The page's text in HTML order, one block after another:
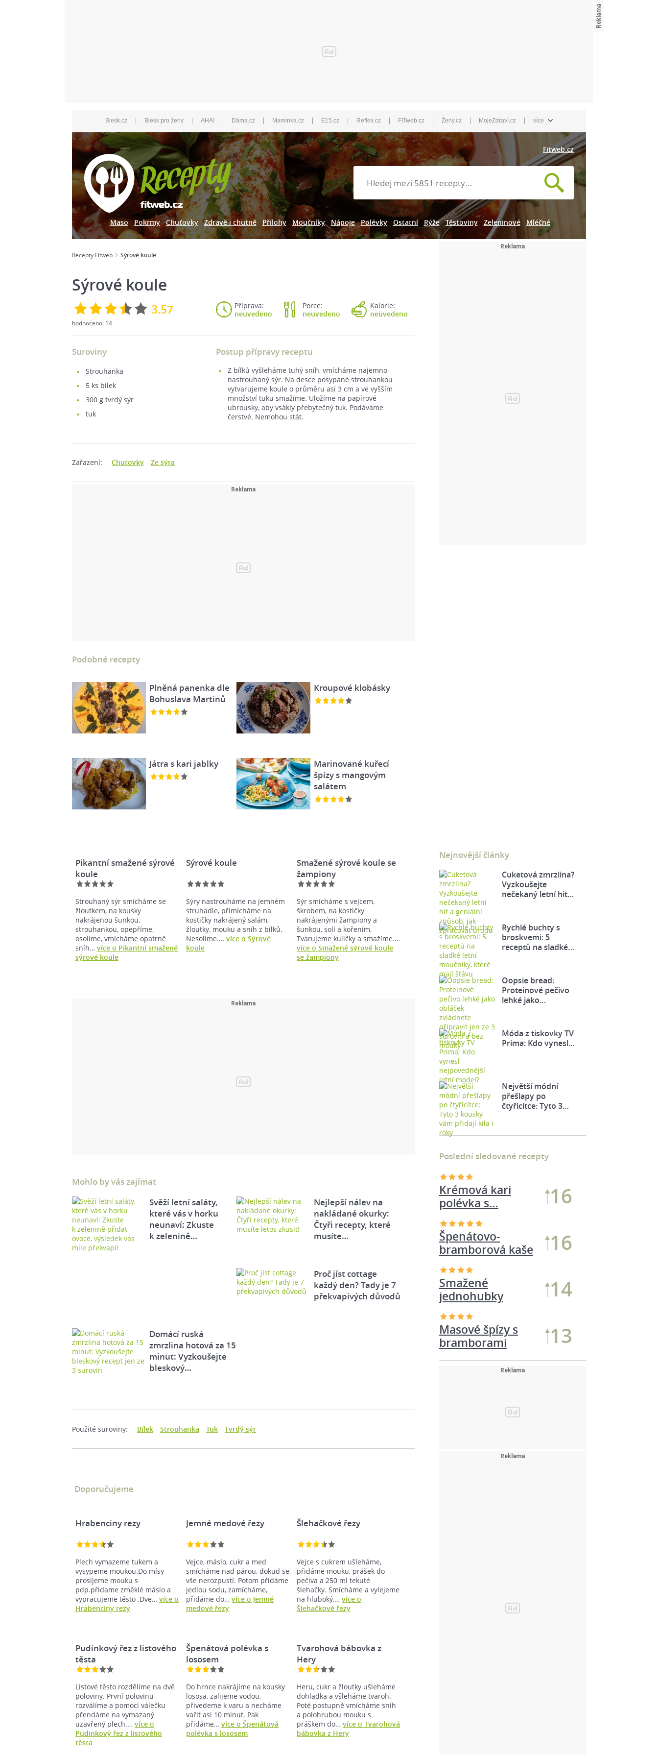
Blesk.cz | Blesk pro ženy | AHA! | Dáma.cz | Maminka.cz | E15.cz | Reflex.cz | FITweb.cz | Ženy.cz | MojeZdraví.cz | více
Fitweb.cz
Maso Pokrmy Chuťovky Zdravě i chutně Přílohy Moučníky Nápoje Polévky Ostatní Rýže Těstoviny Zeleninové Mléčné
Recepty Fitweb Sýrové koule
Sýrové koule
3.57
hodnoceno: 14
Příprava:
neuvedeno
Porce:
neuvedeno
Kalorie:
neuvedeno
Suroviny
strouhanka
5 ks bílek
300 g tvrdý sýr
tuk
Postup přípravy receptu
Z bílků vyšleháme tuhý sníh, vmícháme najemno
nastrouhaný sýr. Na desce posypané strouhankou
vytvarujeme koule o průměru asi 3 cm a ve vyšším
množství tuku smažíme. Uložíme na papírové
ubrousky, aby vsákly přebytečný tuk. Podáváme
čerstvé. Nemohou stát.
Zařazení: Chuťovky Ze sýra
Podobné recepty
Plněná panenka dle
Bohuslava Martinů
Kroupové klobásky
Játra s kari jablky
Marinované kuřecí
špízy s mangovým
salátem
Pikantní smažené sýrové
koule
Strouhaný sýr smícháme se
žloutkem, na kousky
nakrájenou šunkou,
strouhankou, opepříme,
osolíme, vmícháme opatrně
sníh… více o Pikantní smažené
sýrové koule
Sýrové koule
Sýry nastrouháme na jemném
struhadle, přimícháme na
kostičky nakrájený salám,
žloutky, mouku a sníh z bílků.
Nesolíme.…více o Sýrové
koule
Smažené sýrové koule se
žampiony
Sýr smícháme s vejcem,
škrobem, na kostičky
nakrájenými žampiony a
šunkou, solí a kořením.
Tvarujeme kuličky a smažíme.…
více o Smažené sýrové koule
se žampiony
Mohlo by vás zajímat
Svěží letní saláty,
které vás v horku
neunaví: Zkuste
k zelenině…
Nejlepší nálev na
nakládané okurky:
Čtyři recepty, které
musíte…
Proč jíst cottage
každý den? Tady je 7
překvapivých důvodů
Domácí ruská
zmrzlina hotová za 15
minut: Vyzkoušejte
bleskový…
Použité suroviny: Bílek Strouhanka Tuk Tvrdý sýr
Doporučujeme
Hrabenciny rezy
Plech vymazeme tukem a
vysypeme moukou.Do mísy
prosijeme mouku s
pdp.přidame změklé máslo a
vypracujeme těsto .Dve… více o
Hrabenciny rezy
Jemné medové řezy
Vejce, máslo, cukr a med
smícháme nad párou, dokud se
vše nerozpustí. Potom přidáme
jedlou sodu, zamícháme,
přidáme do…více o Jemné
medové řezy
Šlehačkové řezy
Vejce s cukrem ušleháme,
přidáme mouku, prášek do
pečiva a 250 ml tekuté
šlehačky. Smícháme a vylejeme
na hluboký,…více o
Šlehačkové řezy
Pudinkový řez z listového
těsta
Listové těsto rozdělíme na dvě
poloviny. První polovinu
rozválíme a pomocí válečku
přendáme na vymazaný
uzavřený plech.… více o
Pudinkový řez z listového
těsta
Špenátová polévka s
lososem
Do hrnce nakrájíme na kousky
lososa, zalijeme vodou,
přivedeme k varu a necháme
vařit asi 10 minut. Pak
přidáme…více o Špenátová
polévka s lososem
Tvarohová bábovka z
Hery
Heru, cukr a žloutky ušleháme
dohladka a všleháme tvaroh.
Poté postupně vmícháme sníh
a polohrubou mouku s
práškem do…více o Tvarohová
bábovka z Hery
Nejnovější články
Cuketová zmrzlina?
Vyzkoušejte
nečekaný letní hit…
Rychlé buchty s
broskvemi: 5
receptů na sladké…
Oopsie bread:
Proteinové pečivo
lehké jako…
Móda z tiskovky TV
Prima: Kdo vynesl…
Největší módní
přešlapy po
čtyřicítce: Tyto 3…
Poslední sledované recepty
Špenátovo-
bramborová kaše
16
Masové špízy s
bramborami
13
Krémová kari
polévka s…
16
Smažené
jednohubky
14